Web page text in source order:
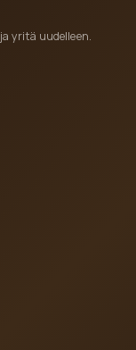
yritä uudelleen.